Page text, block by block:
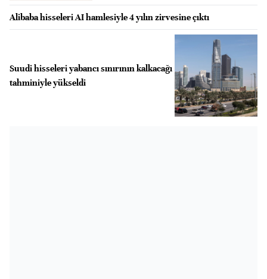
Alibaba hisseleri AI hamlesiyle 4 yılın zirvesine çıktı
Suudi hisseleri yabancı sınırının kalkacağı
tahminiyle yükseldi